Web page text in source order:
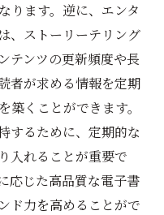
ります。逆に、エンタ
、ストーリーテリング
テンツの更新頻度や長
者が求める情報を定期
くことができます。
するために、定期的な
入れることが重要で
応じた高品質な電子書
ド力を高めることがで